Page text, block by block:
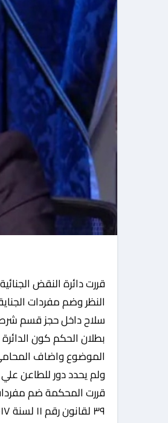
قررت دائرة النقض
سلاح داخل حجز قسم
بطلان الحكم كون
الموضوع واضاف
ولم يحدد دور للطاعن
قررت المحكمة ضم